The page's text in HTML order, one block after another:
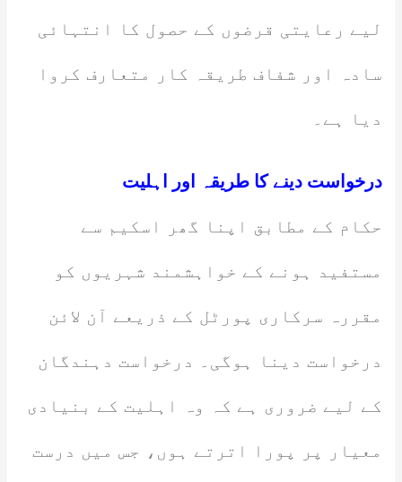
لیے رعایتی قرضوں کے حصول کا انتہائی
سادہ اور شفاف طریقہ کار متعارف کروا
دیا ہے۔
درخواست دینے کا طریقہ اور اہلیت
حکام کے مطابق اپنا گھر اسکیم سے
مستفید ہونے کے خواہشمند شہریوں کو
مقررہ سرکاری پورٹل کے ذریعے آن لائن
درخواست دینا ہوگی۔ درخواست دہندگان
کے لیے ضروری ہے کہ وہ اہلیت کے بنیادی
معیار پر پورا اترتے ہوں، جس میں درست